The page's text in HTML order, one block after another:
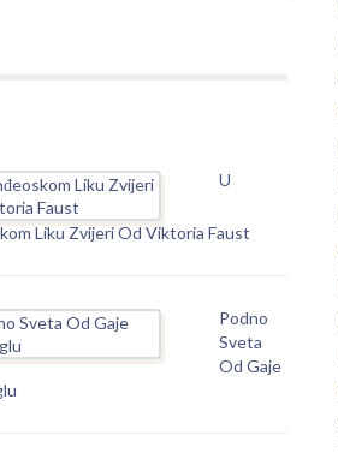
U
Liku Zvijeri Od Viktoria Faust
Podno
Sveta
Od Gaje